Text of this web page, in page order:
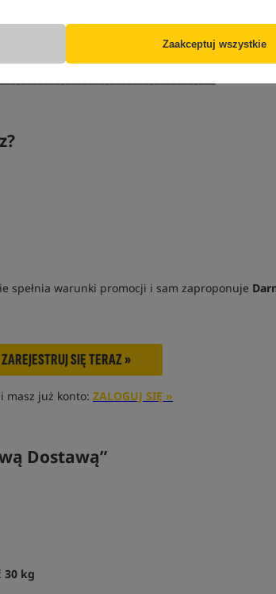
Zaakceptuj wszystkie
spełnia warunki promocji i sam zaproponuje
ZAREJESTRUJ SIĘ TERAZ »
masz już konto: ZALOGUJ SIĘ »
Dostawą”
30 kg